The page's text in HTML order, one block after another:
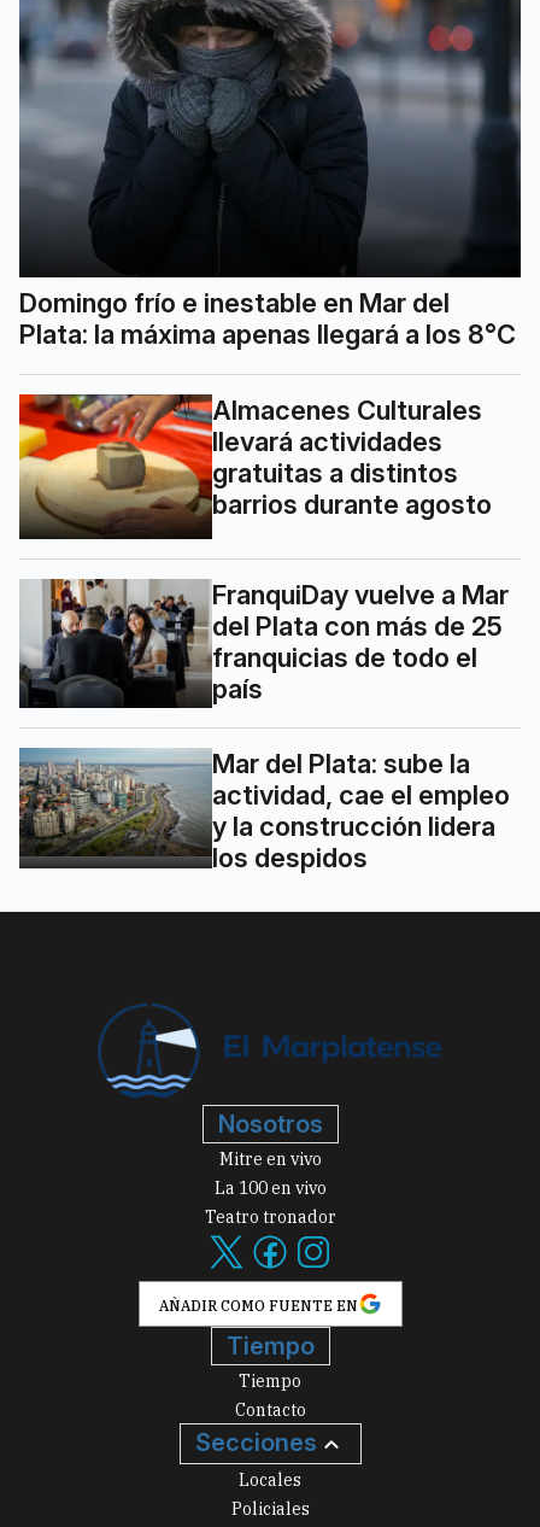
Domingo frío e inestable en Mar del
Plata: la máxima apenas llegará a los 8°C
Almacenes Culturales
llevará actividades
gratuitas a distintos
barrios durante agosto
FranquiDay vuelve a Mar
del Plata con más de 25
franquicias de todo el
país
Mar del Plata: sube la
actividad, cae el empleo
y la construcción lidera
los despidos
Nosotros
Mitre en vivo
La 100 en vivo
Teatro tronador
AÑADIR COMO FUENTE EN
Tiempo
Tiempo
Contacto
Secciones
Locales
Policiales